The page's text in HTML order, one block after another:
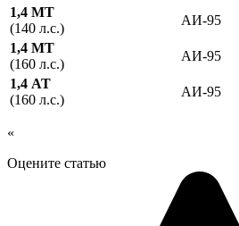
1,4 МТ
(140 л.с.)
АИ-95
1,4 МТ
(160 л.с.)
АИ-95
1,4 АТ
(160 л.с.)
АИ-95
«
Оцените статью